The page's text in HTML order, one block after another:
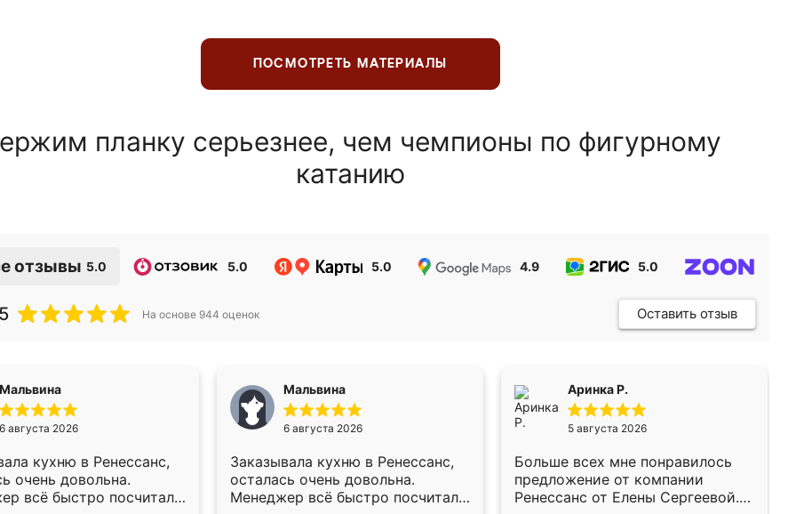
ПОСМОТРЕТЬ МАТЕРИАЛЫ
планку серьезнее, чем чемпионы по фигурному
катанию
отзывы 5.0 5.0 5.0 4.9 5.0
На основе 944 оценок Оставить отзыв
Мальвина
6 августа 2026
кухню в Ренессанс,
очень довольна.
всё быстро посчитала,
Мальвина
6 августа 2026
Заказывала кухню в Ренессанс,
осталась очень довольна.
Менеджер всё быстро посчитала,
Аринка Р.
5 августа 2026
Больше всех мне понравилось
предложение от компании
Ренессанс от Елены Сергеевой.